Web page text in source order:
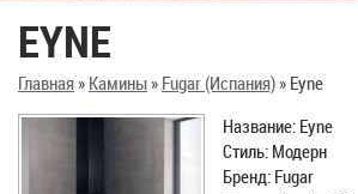
EYNE
Главная» Камины» Fugar (Испания)» Eyne
Название: Eyne
Стиль: Модерн
Бренд: Fugar